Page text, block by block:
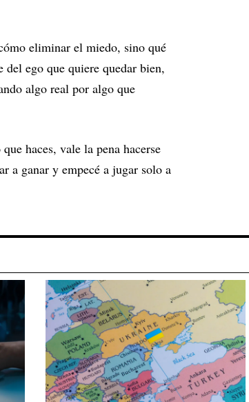
eliminar el miedo, sino qué
ego que quiere quedar bien,
algo real por algo que
haces, vale la pena hacerse
a ganar y empecé a jugar solo a